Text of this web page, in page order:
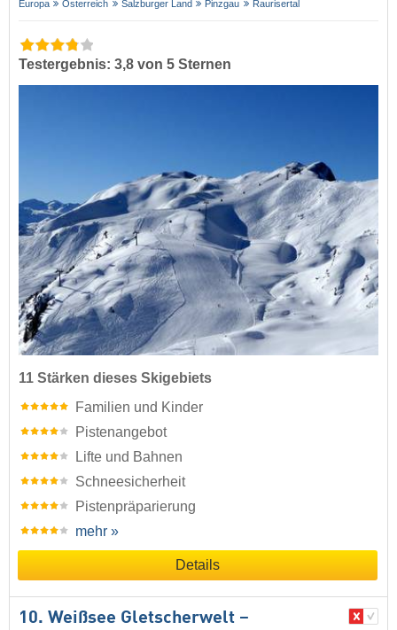
Europa Österreich Salzburger Land Pinzgau Raurisertal
Testergebnis: 3,8 von 5 Sternen
11 Stärken dieses Skigebiets
Familien und Kinder
Pistenangebot
Lifte und Bahnen
Schneesicherheit
Pistenpräparierung
mehr »
Details
10. Weißsee Gletscherwelt –